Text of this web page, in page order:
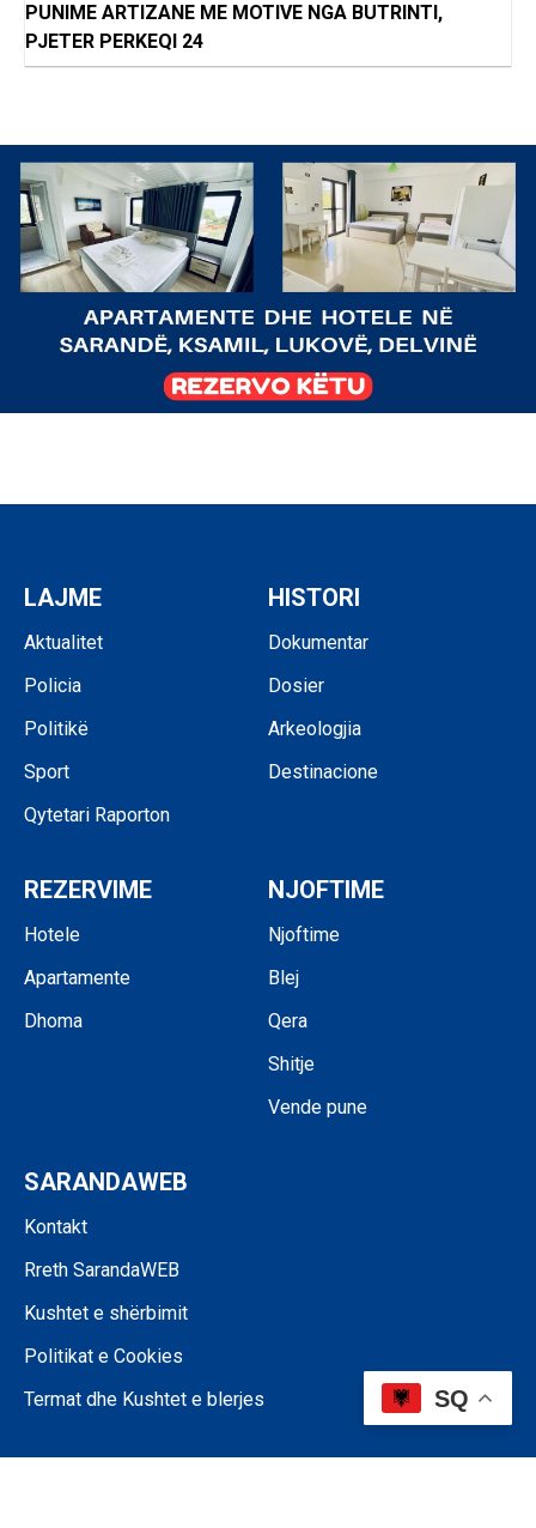
PUNIME ARTIZANE ME MOTIVE NGA BUTRINTI,
PJETER PERKEQI 24
LAJME
Aktualitet
Policia
Politikë
Sport
Qytetari Raporton
HISTORI
Dokumentar
Dosier
Arkeologjia
Destinacione
REZERVIME
Hotele
Apartamente
Dhoma
NJOFTIME
Njoftime
Blej
Qera
Shitje
Vende pune
SARANDAWEB
Kontakt
Rreth SarandaWEB
Kushtet e shërbimit
Politikat e Cookies
Termat dhe Kushtet e blerjes
SQ